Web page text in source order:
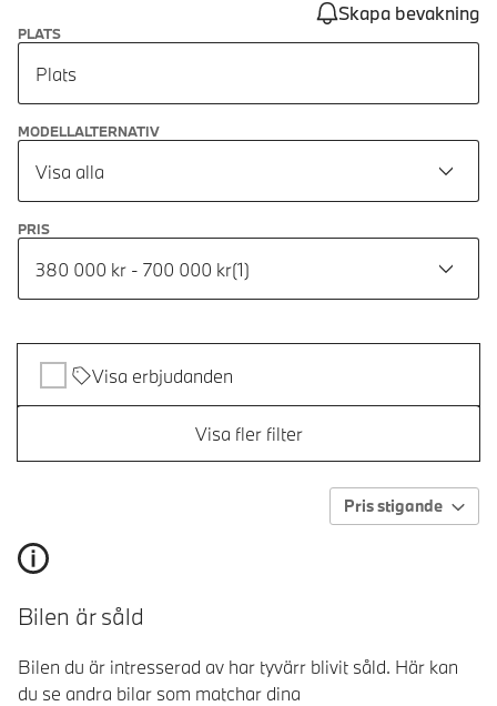
Skapa bevakning
PLATS
Plats
MODELLALTERNATIV
Visa alla
PRIS
380 000 kr - 700 000 kr(1)
Visa erbjudanden
Visa fler filter
Pris stigande
Bilen är såld
Bilen du är intresserad av har tyvärr blivit såld. Här kan
du se andra bilar som matchar dina